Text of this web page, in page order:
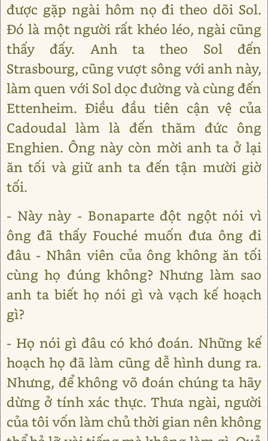
được gặp ngài hôm nọ đi theo dõi Sol.
Đó là một người rất khéo léo, ngài cũng
thấy đấy. Anh ta theo Sol đến
Strasbourg, cũng vượt sông với anh này,
làm quen với Sol dọc đường và cùng đến
Ettenheim. Điều đầu tiên cận vệ của
Cadoudal làm là đến thăm đức ông
Enghien. Ông này còn mời anh ta ở lại
ăn tối và giữ anh ta đến tận mười giờ
tối.
- Này này - Bonaparte đột ngột nói vì
ông đã thấy Fouché muốn đưa ông đi
đâu - Nhân viên của ông không ăn tối
cùng họ đúng không? Nhưng làm sao
anh ta biết họ nói gì và vạch kế hoạch
gì?
- Họ nói gì đâu có khó đoán. Những kế
hoạch họ đã làm cũng dễ hình dung ra.
Nhưng, để không võ đoán chúng ta hãy
dừng ở tính xác thực. Thưa ngài, người
của tôi vốn làm chủ thời gian nên không